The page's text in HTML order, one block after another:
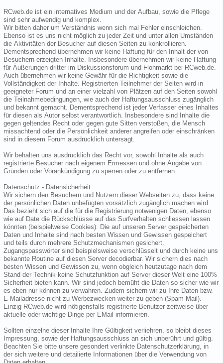
RCweb.de ist ein internatives Medium und der Aufbau, sowie die Pflege
sind sehr aufwendig und komplex.
Wir bitten daher um Verständnis wenn sich mal Fehler einschleichen.
Ebenso ist es uns nicht möglich zu jeder Zeit und unter allen Umständen
die Aktivitäten der Besucher auf diesen Seiten zu konkrollieren.
Dementsprechend übernehmen wir keine Haftung für den Inhalt der von
Besuchern erzeigten Inhalte. Insbesondere übernehmen wir keine Haftung
für Äußerungen dritter im Diskussionsforum und Flohmarkt bei RCweb.de.
Auch übernehmen wir keine Gewähr für die Richtigkeit sowie die
Vollständigkeit der Inhalte. Registrierten Teilnehmer der Seiten wird in
geeigneter Forum und an einer vielzahl von Plätzen auf den Seiten sowohl
die Teilnahmebedingungen, wie auch der Haftungsausschluss zugänglich
und bekannt gemacht. Dementsprechend ist jeder Verfasser eines Inhaltes
für diesen als Autor selbst verantwortlich. Insbesondere sind Inhalte die
gegen geltendes Recht oder gegen gute Sitten verstoßen, die Mensch
missachtend oder die Persönlichkeit anderer angreifen oder einschränken
sind in diesem Forum ausdrücklich untersagt.
Wir behalten uns ausdrücklich das Recht vor, sowohl Inhalte als auch
registrierte Besucher nach eigenem Ermessen und ohne Angabe von
Gründen oder Vorankündigung zu sperren oder zu entfernen.
Datenschutz - Datensicherheit:
Wir sichern den Besuchern und Nutzern dieser Webseiten zu, dass keine
der persönlichen Daten unbefügten vorsätzlich zugänglich machen wird.
Das bezieht sich auf die für die Registrierung notwenigen Daten, ebenso
wie auf Date die Rückschlüsse auf das Surfverhalten schliessen lassen
könnten (beispielweise Cookies). Die auf unseren Server gespeicherten
Daten und Inhalte sind nach besten Wissen und Gewissen gespeichert
und teils durch mehrere Schutzmechanismen gesichert.
Zugangspasswörter sind beispielsweise verschlüsselt und durch keine uns
bekannte Routine auf diesen Server decodierbar. Wir sichern dies nach
besten Wissen und Gewissen zu, wenn obgleich heutzutage nach dem
Stand der Technik keine Schutzfunktion auf Server dieser Welt eine 100%
Sicherheit bieten kann. Wir sind jedoch bemüht die Daten so sicher wie wir
es eben nur können zu verwahren. Zudem sichern wir zu Ihre Daten bzw.
E-Mailadresse nicht zu Werbezwecken weiter zu geben (Spam-Mail).
Einzig RCweb.de wird nötigensfalls registrierte Benutzer zeitweise über
aktuelle oder wichtige Dinge per EMail informieren.
Sollten einzelne dieser Inhalte Ihre Gültigkeit verliehren, so bleibt dieses
Impressung, sowie der Haftungsausschluss an sich unberührt und gültig.
Beachten Sie bitte unsere gesondert verlinkte Datenschutzerklärung, in
der sich weitere und detailierte Informationen über die Verwendung von